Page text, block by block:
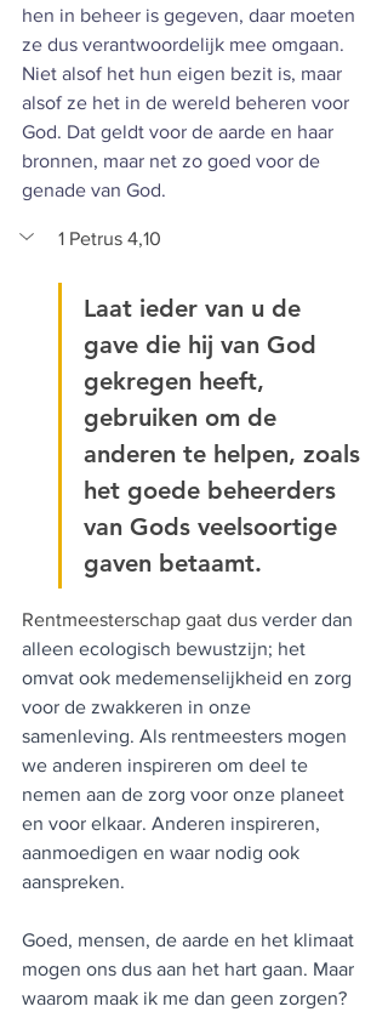
hen in beheer is gegeven, daar moeten
ze dus verantwoordelijk mee omgaan.
Niet alsof het hun eigen bezit is, maar
alsof ze het in de wereld beheren voor
God. Dat geldt voor de aarde en haar
bronnen, maar net zo goed voor de
genade van God.
1 Petrus 4,10
Laat ieder van u de
gave die hij van God
gekregen heeft,
gebruiken om de
anderen te helpen, zoals
het goede beheerders
van Gods veelsoortige
gaven betaamt.
Rentmeesterschap gaat dus verder dan
alleen ecologisch bewustzijn; het
omvat ook medemenselijkheid en zorg
voor de zwakkeren in onze
samenleving. Als rentmeesters mogen
we anderen inspireren om deel te
nemen aan de zorg voor onze planeet
en voor elkaar. Anderen inspireren,
aanmoedigen en waar nodig ook
aanspreken.
Goed, mensen, de aarde en het klimaat
mogen ons dus aan het hart gaan. Maar
waarom maak ik me dan geen zorgen?